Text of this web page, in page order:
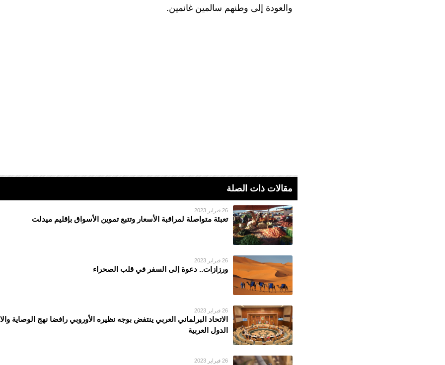
والعودة إلى وطنهم سالمين غانمين.
مقالات ذات الصلة
26 فبراير 2023
تعبئة متواصلة لمراقبة الأسعار وتتبع تموين الأسواق بإقليم ميدلت
26 فبراير 2023
ورزازات.. دعوة إلى السفر في قلب الصحراء
26 فبراير 2023
الاتحاد البرلماني العربي ينتفض بوجه نظيره الأوروبي رافضا نهج الوصاية
الدول العربية
26 فبراير 2023